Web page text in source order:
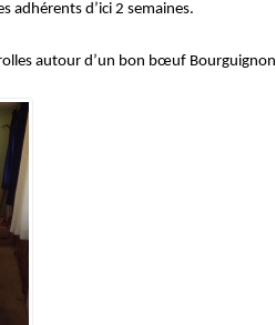
adhérents d’ici 2 semaines.
autour d’un bon bœuf